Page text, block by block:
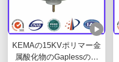
KEMAの15KVポリマー金
属酸化物のGaplessのサ